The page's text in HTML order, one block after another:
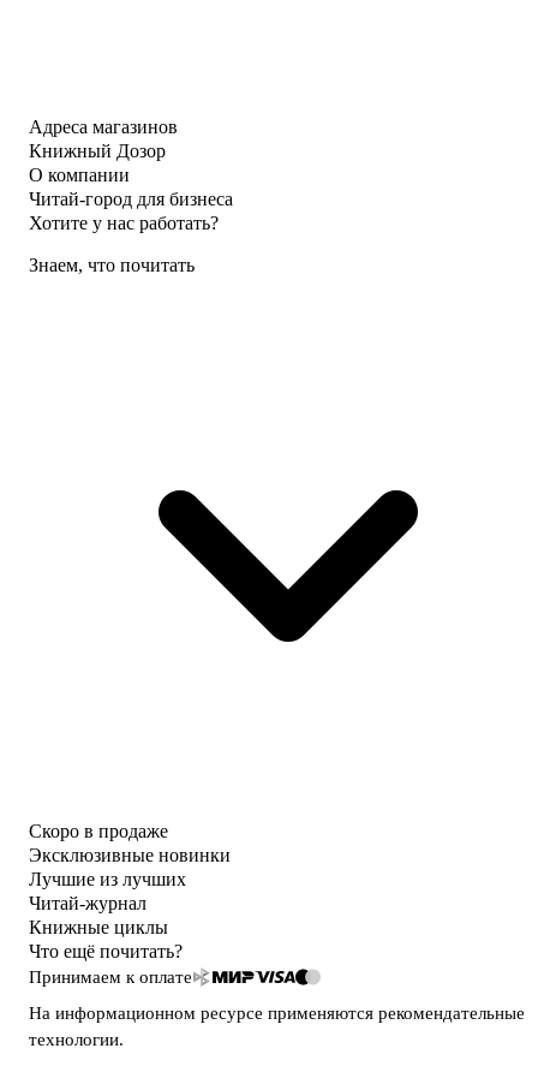
Адреса магазинов
Книжный Дозор
О компании
Читай-город для бизнеса
Хотите у нас работать?
Знаем, что почитать
Скоро в продаже
Эксклюзивные новинки
Лучшие из лучших
Читай-журнал
Книжные циклы
Что ещё почитать?
Принимаем к оплате
На информационном ресурсе применяются рекомендательные
технологии.